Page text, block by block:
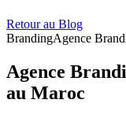
Retour au Blog
BrandingAgence
Agence
au Maroc